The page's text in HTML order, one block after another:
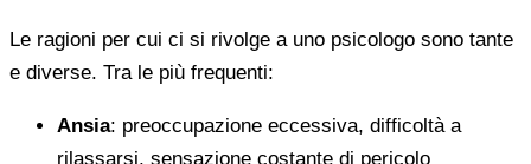
Le ragioni per cui ci si rivolge a uno psicologo sono tante
e diverse. Tra le più frequenti:
Ansia: preoccupazione eccessiva, difficoltà a
rilassarsi, sensazione costante di pericolo